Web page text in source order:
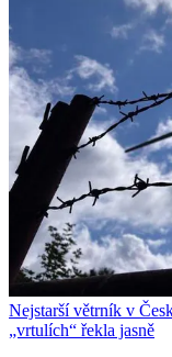
Nejstarší větrník v
„vrtulích“ řekla jasně